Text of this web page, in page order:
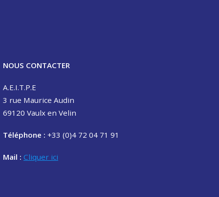
NOUS CONTACTER
A.E.I.T.P.E
3 rue Maurice Audin
69120 Vaulx en Velin
Téléphone : +33 (0)4 72 04 71 91
Mail : Cliquer ici